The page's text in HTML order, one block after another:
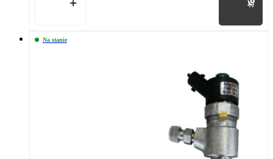
Na stanie